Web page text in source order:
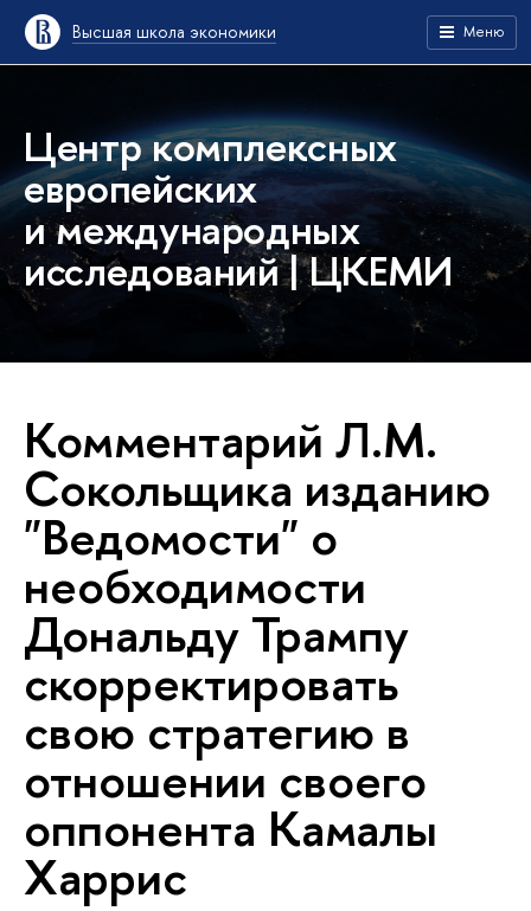
Высшая школа экономики Меню
Центр комплексных
европейских
и международных
исследований | ЦКЕМИ
Комментарий Л.М.
Сокольщика изданию
"Ведомости" о
необходимости
Дональду Трампу
скорректировать
свою стратегию в
отношении своего
оппонента Камалы
Харрис